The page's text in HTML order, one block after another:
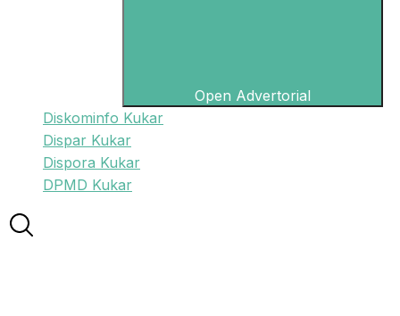
Open Advertorial
Diskominfo Kukar
Dispar Kukar
Dispora Kukar
DPMD Kukar